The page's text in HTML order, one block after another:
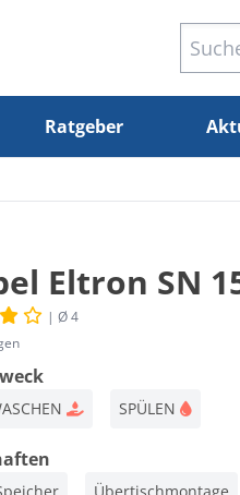
Ratgeber
Eltron SN
| Ø 4
SPÜLEN